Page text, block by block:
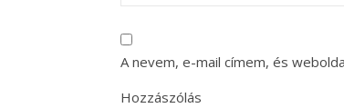
A nevem, e-mail címem, és
Hozzászólás